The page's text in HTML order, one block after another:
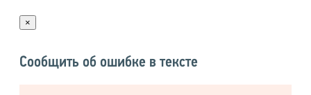
×
Сообщить об ошибке в тексте